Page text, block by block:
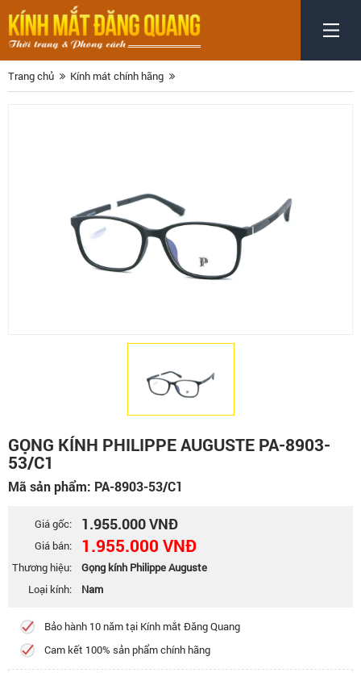
Trang chủ Kính mát chính hãng
GỌNG KÍNH PHILIPPE AUGUSTE PA-8903-
53/C1
Mã sản phẩm: PA-8903-53/C1
Giá gốc: 1.955.000 VNĐ
Giá bán: 1.955.000 VNĐ
Thương hiệu:
Gọng kính Philippe Auguste
Loại kính:
Nam
Bảo hành 10 năm tại Kính mắt Đăng Quang
Cam kết 100% sản phẩm chính hãng